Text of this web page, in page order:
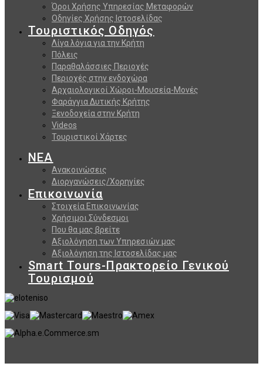
Όροι Χρήσης Υπηρεσίας Μεταφορών
Οδηγίες Χρήσης Ιστοσελίδας
Τουριστικός Οδηγός
Λίγα λόγια για την Κρήτη
Πόλεις
Παραθαλάσσιες Περιοχές
Περιοχές στην ενδοχώρα
Αρχαιολογικοί Χώροι-Μουσεία-Μονές
Φαράγγια Δυτικής Κρήτης
Ξενοδοχεία στην Κρήτη
Videos
Τουριστικοί Χάρτες
ΝΕΑ
Ανακοινώσεις
Διοργανώσεις/Χορηγίες
Επικοινωνία
Στοιχεία Επικοινωνίας
Χρήσιμοι Σύνδεσμοι
Που θα μας βρείτε
Αξιολόγηση των Υπηρεσιών μας
Αξιολόγηση της Ιστοσελίδας μας
Smart Tours-Πρακτορείο Γενικού
Τουρισμού